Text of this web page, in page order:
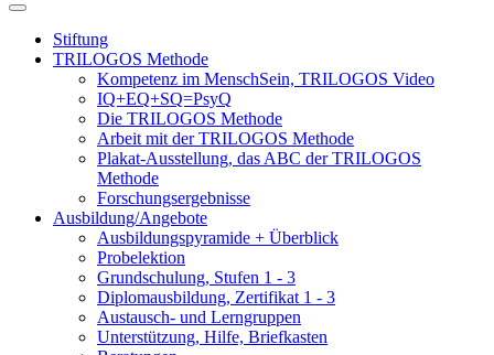
Stiftung
TRILOGOS Methode
Kompetenz im MenschSein, TRILOGOS Video
IQ+EQ+SQ=PsyQ
Die TRILOGOS Methode
Arbeit mit der TRILOGOS Methode
Plakat-Ausstellung, das ABC der TRILOGOS
Methode
Forschungsergebnisse
Ausbildung/Angebote
Ausbildungspyramide + Überblick
Probelektion
Grundschulung, Stufen 1 - 3
Diplomausbildung, Zertifikat 1 - 3
Austausch- und Lerngruppen
Unterstützung, Hilfe, Briefkasten